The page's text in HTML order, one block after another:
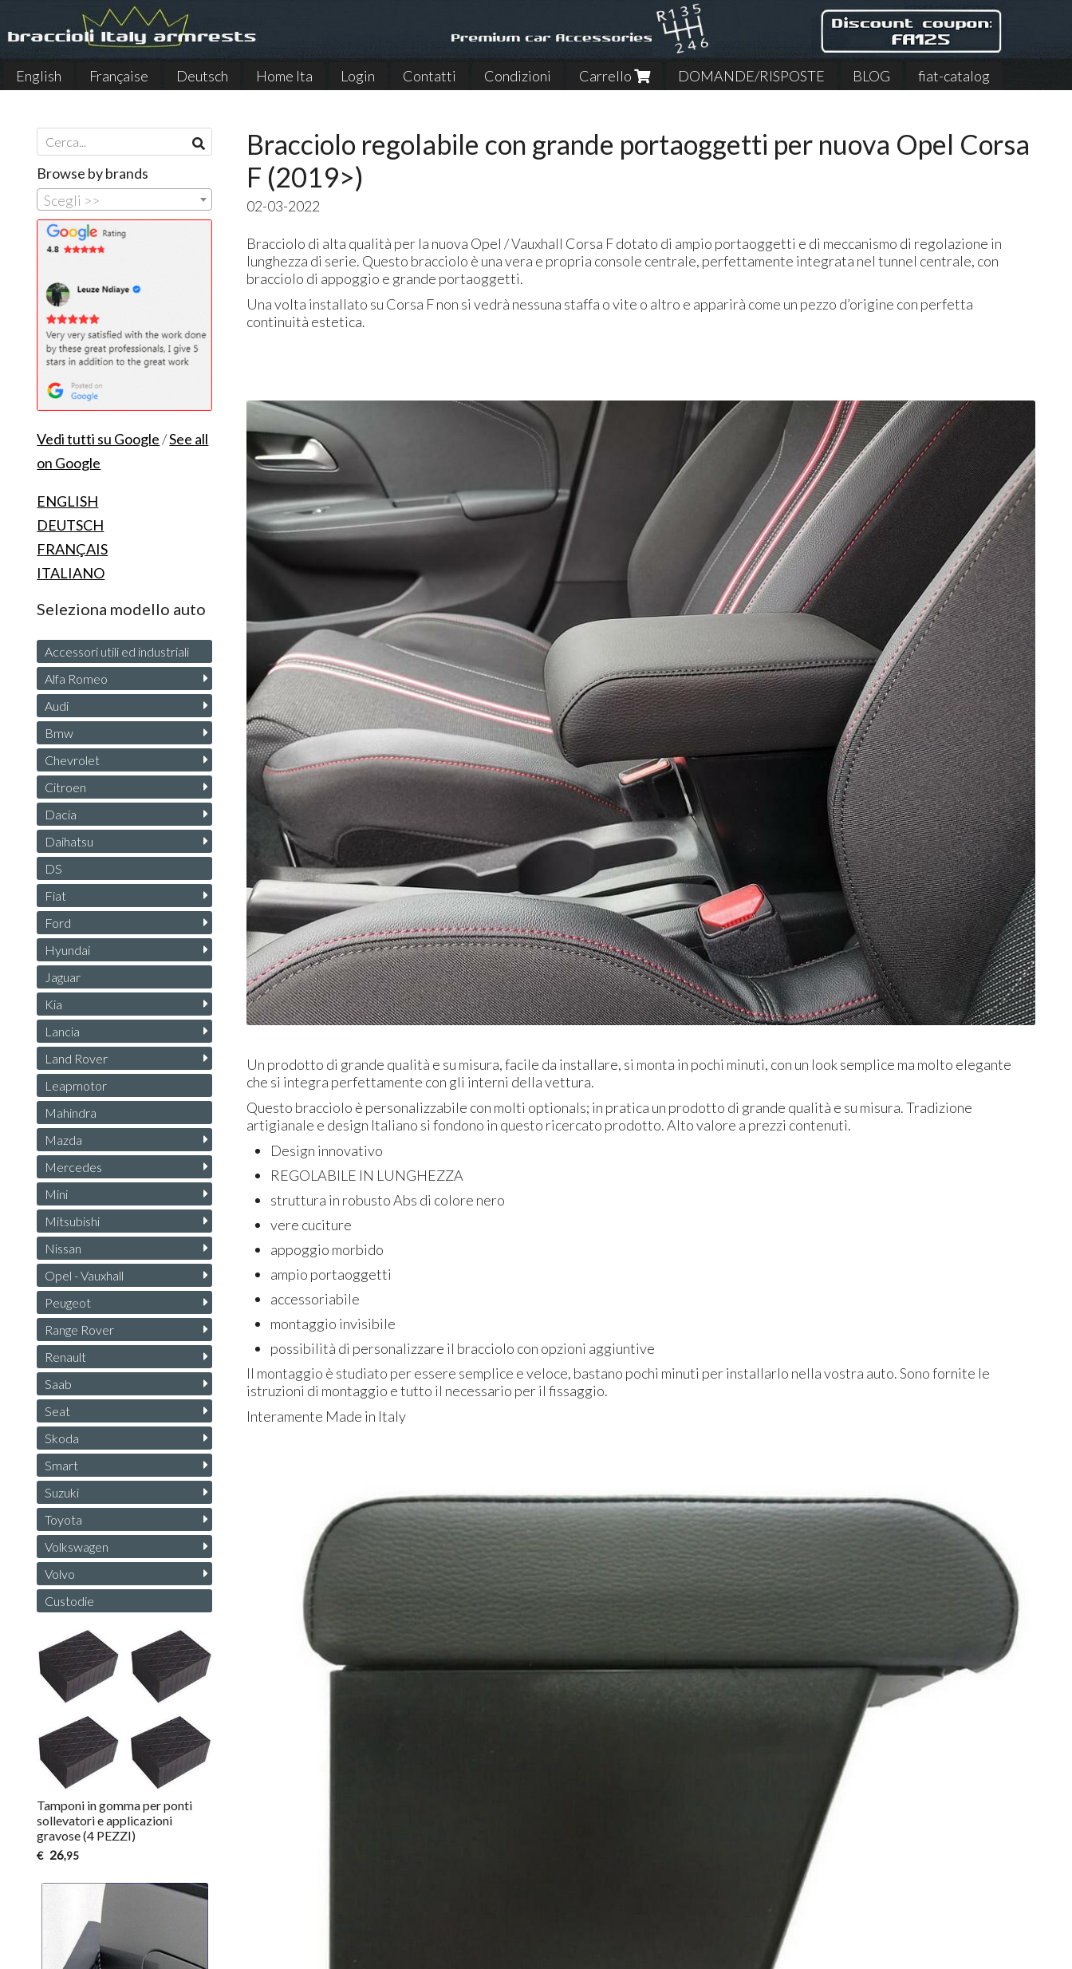
English Française Deutsch Home Ita Login Contatti Condizioni Carrello DOMANDE/RISPOSTE BLOG
fiat-catalog
Bracciolo regolabile con grande portaoggetti per nuova Opel Corsa
F (2019>)
02-03-2022
Bracciolo di alta qualità per la nuova Opel / Vauxhall Corsa F dotato di ampio portaoggetti e di meccanismo di regolazione in
lunghezza di serie. Questo bracciolo è una vera e propria console centrale, perfettamente integrata nel tunnel centrale, con
bracciolo di appoggio e grande portaoggetti.
Una volta installato su Corsa F non si vedrà nessuna staffa o vite o altro e apparirà come un pezzo d’origine con perfetta
continuità estetica.
Un prodotto di grande qualità e su misura, facile da installare, si monta in pochi minuti, con un look semplice ma molto elegante
che si integra perfettamente con gli interni della vettura.
Questo bracciolo è personalizzabile con molti optionals; in pratica un prodotto di grande qualità e su misura. Tradizione
artigianale e design Italiano si fondono in questo ricercato prodotto. Alto valore a prezzi contenuti.
Design innovativo
REGOLABILE IN LUNGHEZZA
struttura in robusto Abs di colore nero
vere cuciture
appoggio morbido
ampio portaoggetti
accessoriabile
montaggio invisibile
possibilità di personalizzare il bracciolo con opzioni aggiuntive
Il montaggio è studiato per essere semplice e veloce, bastano pochi minuti per installarlo nella vostra auto. Sono fornite le
istruzioni di montaggio e tutto il necessario per il fissaggio.
Interamente Made in Italy
Browse by brands
Scegli >>
Vedi tutti su Google/See all
on Google
ENGLISH
DEUTSCH
FRANÇAIS
ITALIANO
Seleziona modello auto
Accessori utili ed industriali
Alfa Romeo
Audi
Bmw
Chevrolet
Citroen
Dacia
Daihatsu
DS
Fiat
Ford
Hyundai
Jaguar
Kia
Lancia
Land Rover
Leapmotor
Mahindra
Mazda
Mercedes
Mini
Mitsubishi
Nissan
Opel - Vauxhall
Peugeot
Range Rover
Renault
Saab
Seat
Skoda
Smart
Suzuki
Toyota
Volkswagen
Volvo
Custodie
Tamponi in gomma per ponti
sollevatori e applicazioni
gravose (4 PEZZI)
€ 26,95